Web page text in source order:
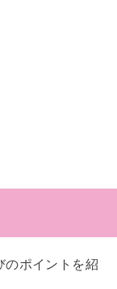
のポイントを紹